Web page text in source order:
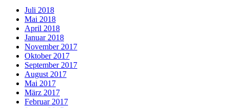
Juli 2018
Mai 2018
April 2018
Januar 2018
November 2017
Oktober 2017
September 2017
August 2017
Mai 2017
März 2017
Februar 2017